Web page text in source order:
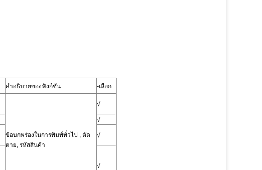
คำอธิบายของฟังก์ชัน -เลือก
ข้อบกพร่องในการพิมพ์ทั่วไป , ตัด
ตาย, รหัสสินค้า
√
√
√
√